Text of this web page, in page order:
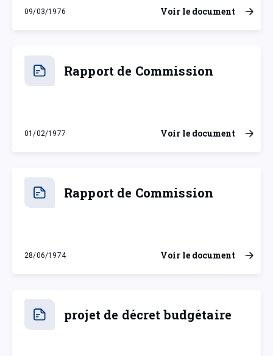
09/03/1976
mardi 9 mars 1976
Voir le document
Rapport de Commission
01/02/1977
mardi 1 février 1977
Voir le document
Rapport de Commission
28/06/1974
vendredi 28 juin 1974
Voir le document
projet de décret budgétaire